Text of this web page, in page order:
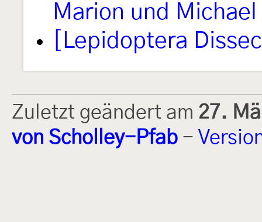
Marion und
[Lepidoptera
Zuletzt geändert am 27.
von Scholley-Pfab -